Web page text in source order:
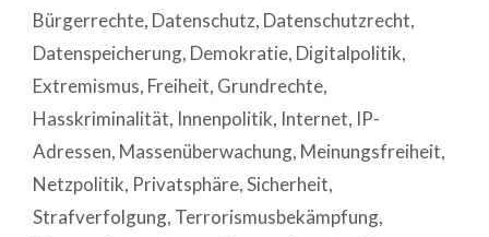
Bürgerrechte, Datenschutz, Datenschutzrecht,
Datenspeicherung, Demokratie, Digitalpolitik,
Extremismus, Freiheit, Grundrechte,
Hasskriminalität, Innenpolitik, Internet, IP-
Adressen, Massenüberwachung, Meinungsfreiheit,
Netzpolitik, Privatsphäre,Sicherheit,
Strafverfolgung, Terrorismusbekämpfung,